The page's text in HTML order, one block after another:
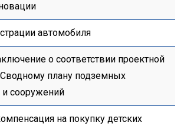
автомобиля
о соответствии проектной
плану подземных
сооружений
на покупку детских